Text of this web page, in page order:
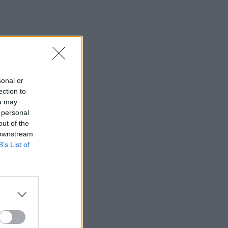
or
to
may
of the
List of